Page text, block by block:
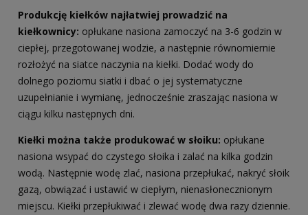
Produkcję kiełków najłatwiej prowadzić na
kiełkownicy: opłukane nasiona zamoczyć na 3-6 godzin w
ciepłej, przegotowanej wodzie, a następnie równomiernie
rozłożyć na siatce naczynia na kiełki. Dodać wody do
dolnego poziomu siatki i dbać o jej systematyczne
uzupełnianie i wymianę, jednocześnie zraszając nasiona w
ciągu kilku następnych dni.
Kiełki można także produkować w słoiku: opłukane
nasiona wsypać do czystego słoika i zalać na kilka godzin
wodą. Następnie wodę zlać, nasiona przepłukać, nakryć słoik
gazą, obwiązać i ustawić w ciepłym, nienasłonecznionym
miejscu. Kiełki przepłukiwać i zlewać wodę dwa razy dziennie.